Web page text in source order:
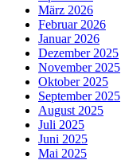
März 2026
Februar 2026
Januar 2026
Dezember 2025
November 2025
Oktober 2025
September 2025
August 2025
Juli 2025
Juni 2025
Mai 2025